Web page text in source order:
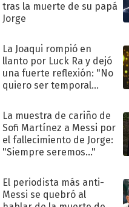
tras la muerte de su papá
Jorge
La Joaqui rompió en
llanto por Luck Ra y dejó
una fuerte reflexión: "No
quiero ser temporal
La muestra de cariño de
Sofi Martínez a Messi por
el fallecimiento de Jorge:
"Siempre seremos..."
El periodista más anti-
Messi se quebró al